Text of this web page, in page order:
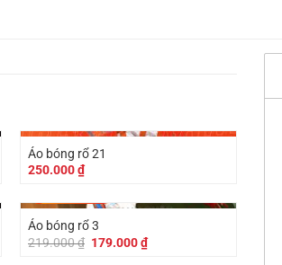
Áo bóng rổ 21
250.000₫
Áo bóng rổ 3
219.000₫ Giá
179.000₫Giá
hiện